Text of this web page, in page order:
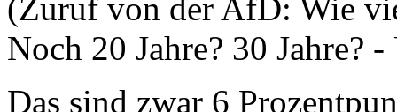
(Zuruf von der AfD: Wie
Noch 20 Jahre? 30 Jahre?
Das sind zwar 6